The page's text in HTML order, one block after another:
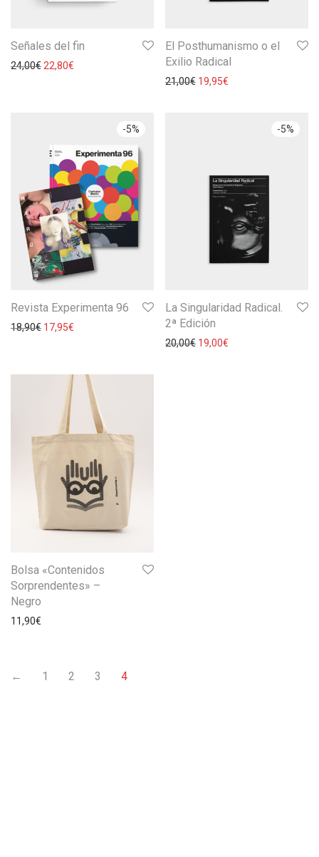
Señales del fin
24,00€22,80€
El Posthumanismo o el
Exilio Radical
21,00€ 19,95€
-5%
Revista Experimenta 96
18,90€ 17,95€
-5%
La Singularidad Radical.
2ª Edición
20,00€ 19,00€
Bolsa «Contenidos
Sorprendentes» –
Negro
11,90€
← 1 2 3 4